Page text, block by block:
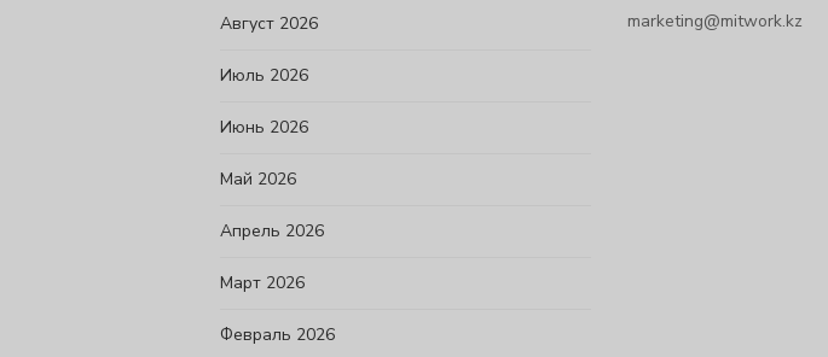
Август 2026
Июль 2026
Июнь 2026
Май 2026
Апрель 2026
Март 2026
Февраль 2026
marketing@mitwork.kz